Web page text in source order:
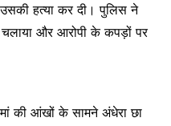
हत्या कर दी। पुलिस ने
चलाया और आरोपी के कपड़ों पर
मां की आंखों के सामने अंधेरा छा